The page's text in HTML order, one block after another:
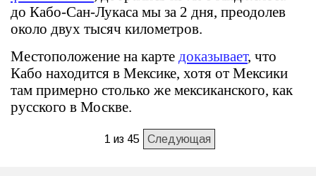
до Кабо-Сан-Лукаса мы за 2 дня, преодолев
около двух тысяч километров.
Местоположение на карте доказывает, что
Кабо находится в Мексике, хотя от Мексики
там примерно столько же мексиканского, как
русского в Москве.
1 из 45 Следующая